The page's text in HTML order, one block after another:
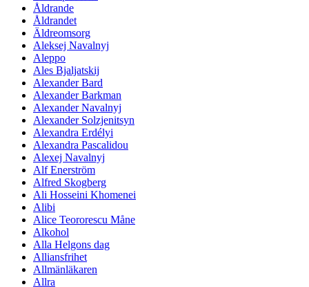
Åldrande
Åldrandet
Äldreomsorg
Aleksej Navalnyj
Aleppo
Ales Bjaljatskij
Alexander Bard
Alexander Barkman
Alexander Navalnyj
Alexander Solzjenitsyn
Alexandra Erdélyi
Alexandra Pascalidou
Alexej Navalnyj
Alf Enerström
Alfred Skogberg
Ali Hosseini Khomenei
Alibi
Alice Teororescu Måne
Alkohol
Alla Helgons dag
Alliansfrihet
Allmänläkaren
Allra